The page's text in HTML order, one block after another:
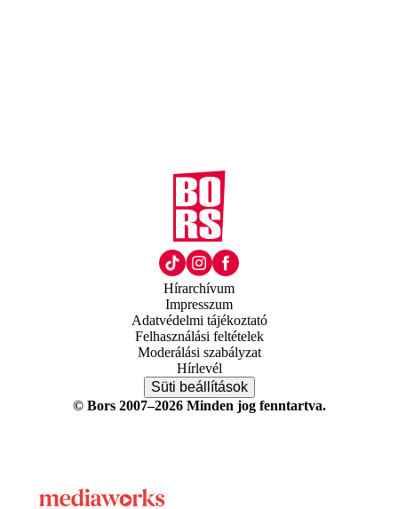
Hírarchívum
Impresszum
Adatvédelmi tájékoztató
Felhasználási feltételek
Moderálási szabályzat
Hírlevél
Süti beállítások
© Bors 2007–2026 Minden jog fenntartva.